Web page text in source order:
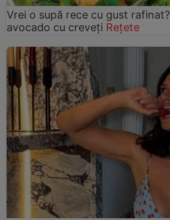
Vrei o supă rece cu gust
avocado cu creveți Rețete